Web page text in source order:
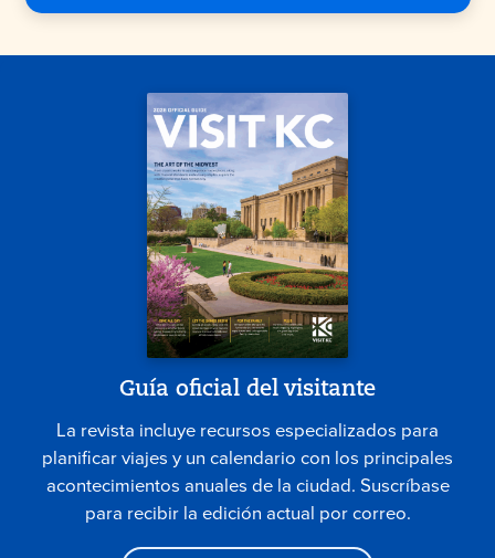
Guía oficial del visitante
La revista incluye recursos especializados para
planificar viajes y un calendario con los principales
acontecimientos anuales de la ciudad. Suscríbase
para recibir la edición actual por correo.